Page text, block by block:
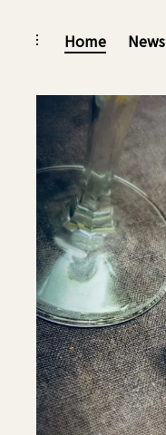
Skip
toggle
open/close
Home News